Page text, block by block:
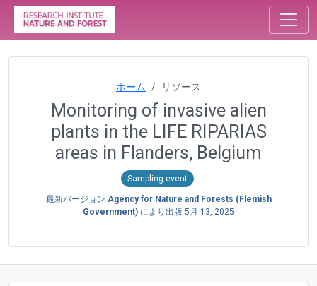
ホーム リソース
Monitoring of invasive alien
plants in the LIFE RIPARIAS
areas in Flanders, Belgium
Sampling event
最新バージョン Agency for Nature and Forests (Flemish
Government) により出版 5月 13, 2025